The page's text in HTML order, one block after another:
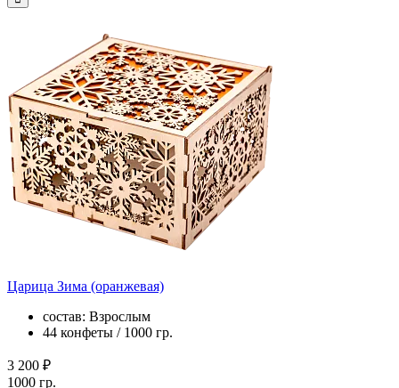
Царица Зима (оранжевая)
состав: Взрослым
44 конфеты / 1000 гр.
3 200 ₽
1000 гр.